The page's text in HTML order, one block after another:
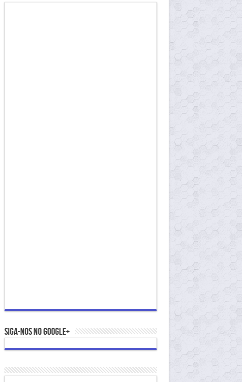
Siga-nos no Google+